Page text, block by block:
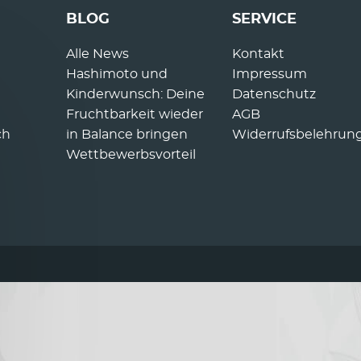
BLOG
Alle News
Hashimoto und
Kinderwunsch: Deine
Fruchtbarkeit wieder
in Balance bringen
Wettbewerbsvorteil
SERVICE
Kontakt
Impressum
Datenschutz
AGB